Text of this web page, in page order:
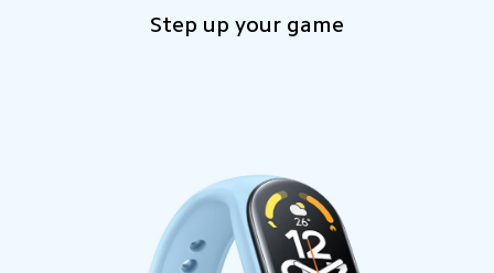
Step up your game